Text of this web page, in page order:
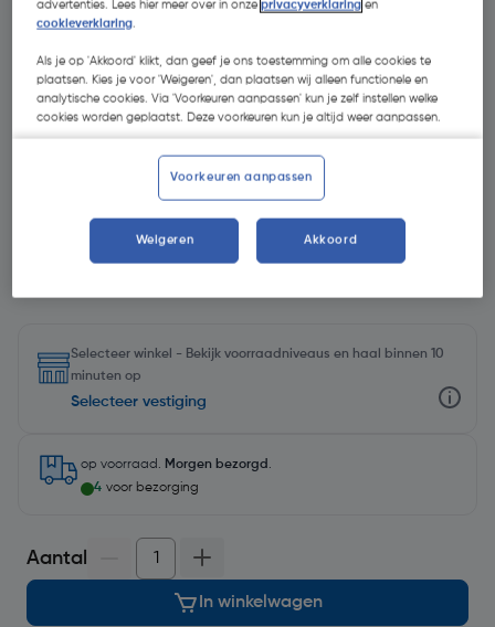
€ 15,29
Kies productvariant(14)
Selecteer winkel - Bekijk voorraadniveaus en haal binnen 10
minuten op
Selecteer vestiging
op voorraad. Morgen bezorgd .
4 voor bezorging
Aantal
In winkelwagen
advertenties. Lees hier meer over in onzeprivacyverklaring en
cookieverklaring.
Als je op 'Akkoord' klikt, dan geef je ons toestemming om alle cookies te
plaatsen. Kies je voor 'Weigeren', dan plaatsen wij alleen functionele en
analytische cookies. Via 'Voorkeuren aanpassen' kun je zelf instellen welke
cookies worden geplaatst. Deze voorkeuren kun je altijd weer aanpassen.
Voorkeuren aanpassen
Weigeren Akkoord